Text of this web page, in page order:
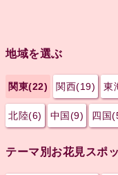
地域を選ぶ
関東(22) 関西(19) 東
北陸(6) 中国(9) 四国
テーマ別お花見スポ